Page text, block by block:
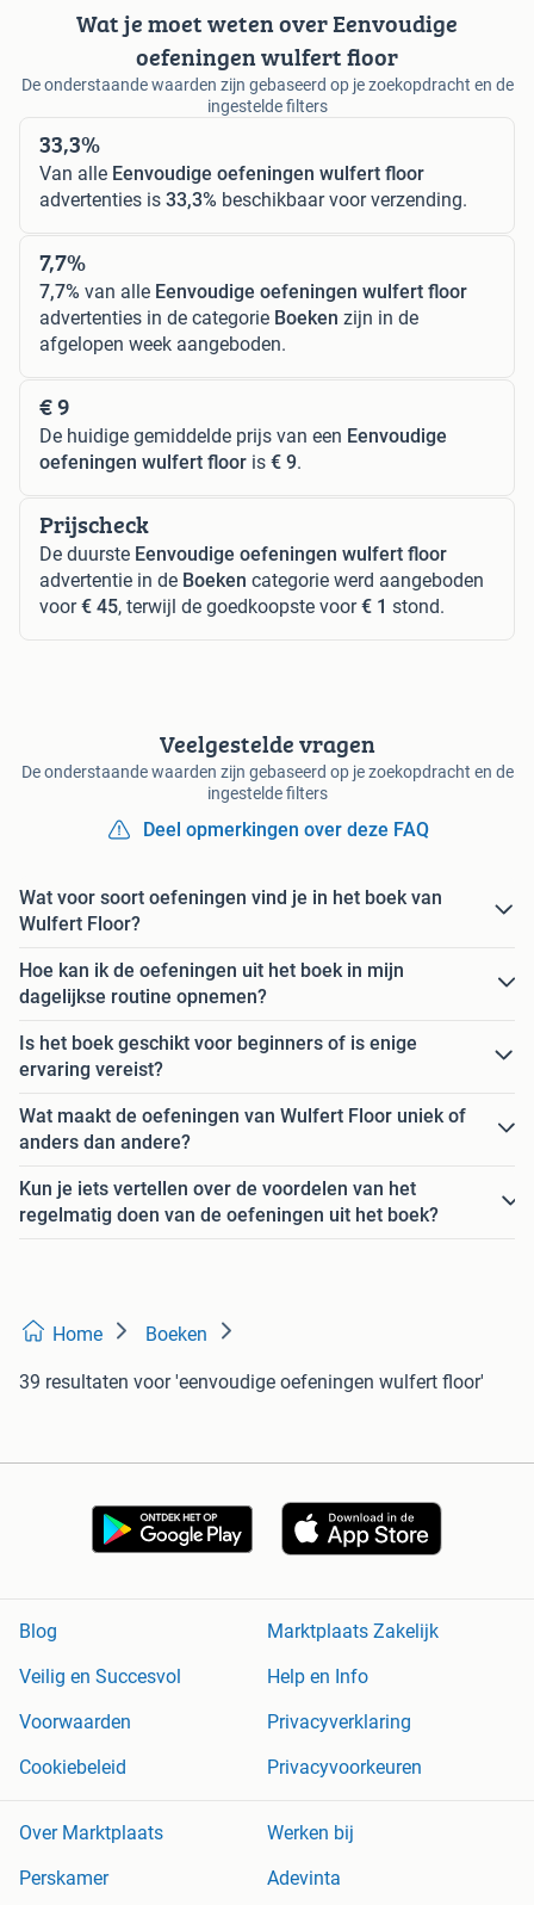
Wat je moet weten over Eenvoudige
oefeningen wulfert floor
De onderstaande waarden zijn gebaseerd op je zoekopdracht en de
ingestelde filters
33,3%
Van alle Eenvoudige oefeningen wulfert floor
advertenties is 33,3% beschikbaar voor verzending.
7,7%
7,7% van alle Eenvoudige oefeningen wulfert floor
advertenties in de categorie Boeken zijn in de
afgelopen week aangeboden.
€ 9
De huidige gemiddelde prijs van een Eenvoudige
oefeningen wulfert floor is € 9.
Prijscheck
De duurste Eenvoudige oefeningen wulfert floor
advertentie in de Boeken categorie werd aangeboden
voor€ 45, terwijl de goedkoopste voor€ 1 stond.
Veelgestelde vragen
De onderstaande waarden zijn gebaseerd op je zoekopdracht en de
ingestelde filters
Deel opmerkingen over deze FAQ
Wat voor soort oefeningen vind je in het boek van
Wulfert Floor?
Hoe kan ik de oefeningen uit het boek in mijn
dagelijkse routine opnemen?
Is het boek geschikt voor beginners of is enige
ervaring vereist?
Wat maakt de oefeningen van Wulfert Floor uniek of
anders dan andere?
Kun je iets vertellen over de voordelen van het
regelmatig doen van de oefeningen uit het boek?
Home Boeken
39 resultaten voor 'eenvoudige oefeningen wulfert floor'
Blog
Marktplaats Zakelijk
Veilig en Succesvol
Help en Info
Voorwaarden
Privacyverklaring
Cookiebeleid
Privacyvoorkeuren
Over Marktplaats
Werken bij
Perskamer
Adevinta